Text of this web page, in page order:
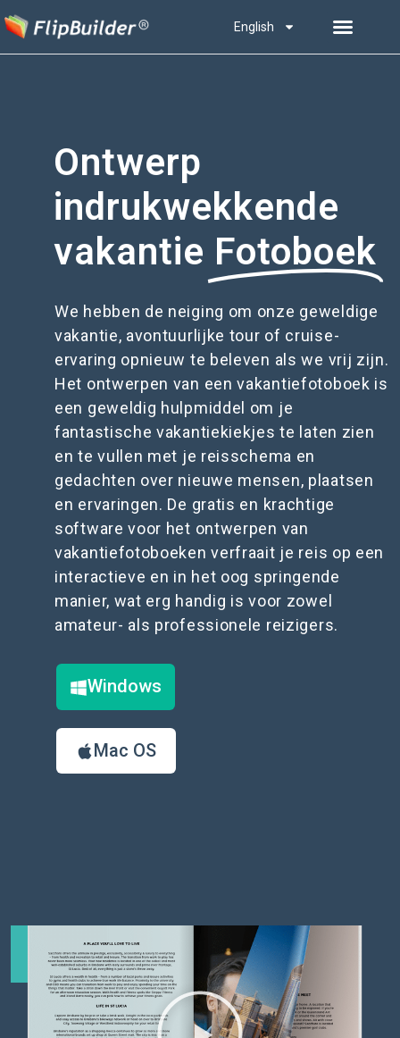
English
Ontwerp
indrukwekkende
vakantie Fotoboek
We hebben de neiging om onze geweldige
vakantie, avontuurlijke tour of cruise-
ervaring opnieuw te beleven als we vrij zijn.
Het ontwerpen van een vakantiefotoboek is
een geweldig hulpmiddel om je
fantastische vakantiekiekjes te laten zien
en te vullen met je reisschema en
gedachten over nieuwe mensen, plaatsen
en ervaringen. De gratis en krachtige
software voor het ontwerpen van
vakantiefotoboeken verfraait je reis op een
interactieve en in het oog springende
manier, wat erg handig is voor zowel
amateur- als professionele reizigers.
Windows
Mac OS